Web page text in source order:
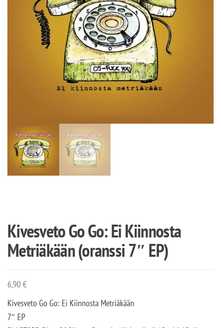
Kivesveto Go Go: Ei Kiinnosta
Metriäkään (oranssi 7″ EP)
6,90€
Kivesveto Go Go: Ei Kiinnosta Metriäkään
7″ EP